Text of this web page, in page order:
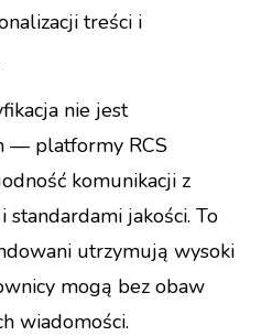
treści i
nie jest
— platformy RCS
komunikacji z
jakości. To
utrzymują wysoki
mogą bez obaw
wiadomości.